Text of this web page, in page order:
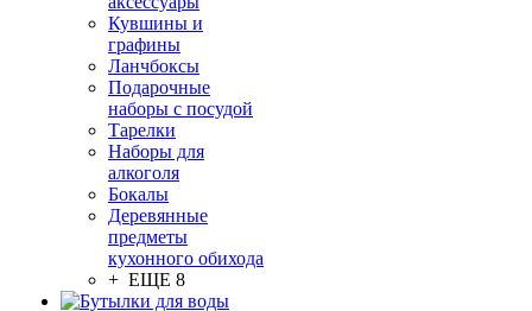
Кувшины и
графины
Ланчбоксы
Подарочные
наборы с посудой
Тарелки
Наборы для
алкоголя
Бокалы
Деревянные
предметы
кухонного обихода
+ ЕЩЕ 8